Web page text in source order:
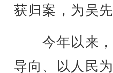
获归案，为吴
今年以来，
导向、以人民